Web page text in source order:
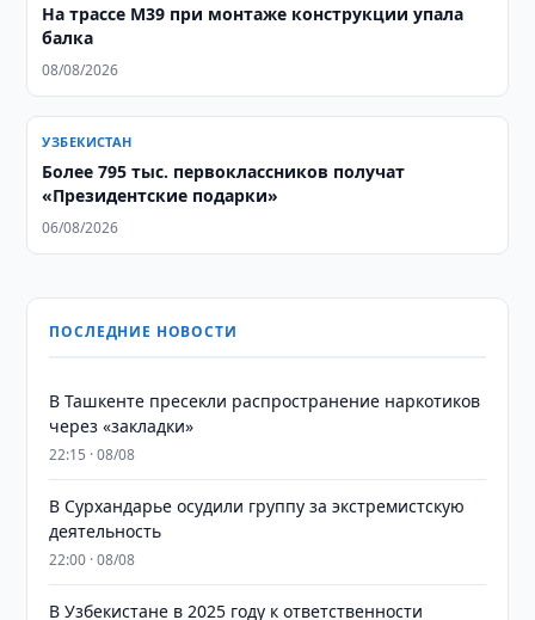
На трассе M39 при монтаже конструкции упала
балка
08/08/2026
УЗБЕКИСТАН
Более 795 тыс. первоклассников получат
«Президентские подарки»
06/08/2026
ПОСЛЕДНИЕ НОВОСТИ
В Ташкенте пресекли распространение наркотиков
через «закладки»
22:15 · 08/08
В Сурхандарье осудили группу за экстремистскую
деятельность
22:00 · 08/08
В Узбекистане в 2025 году к ответственности